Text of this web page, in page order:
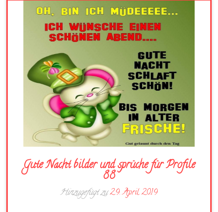
Gute Nacht bilder und sprüche für Profile
88
Hinzugefügt zu29. April 2019